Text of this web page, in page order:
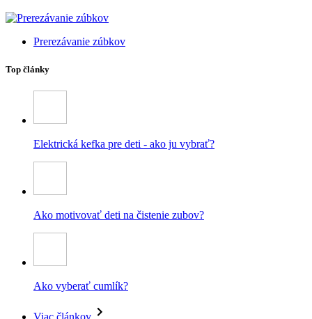
Prerezávanie zúbkov
Top články
Elektrická kefka pre deti - ako ju vybrať?
Ako motivovať deti na čistenie zubov?
Ako vyberať cumlík?
Viac článkov